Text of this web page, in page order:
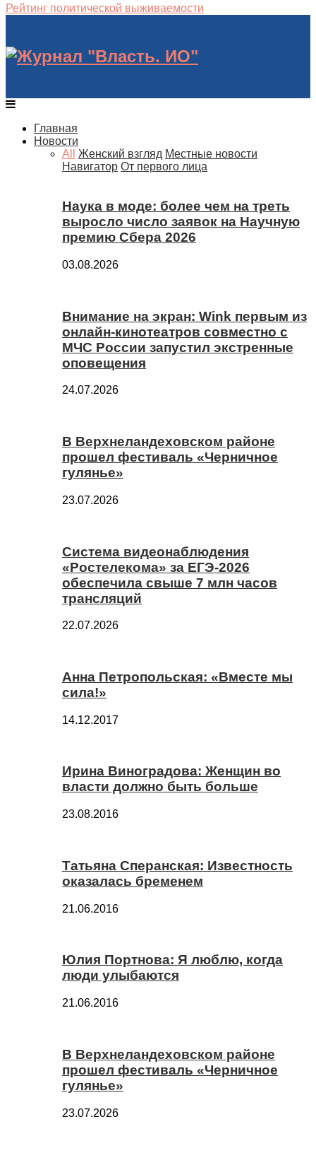
Рейтинг политической выживаемости
Главная
Новости
All
Женский взгляд Местные новости
Навигатор От первого лица
Наука в моде: более чем на треть
выросло число заявок на Научную
премию Сбера 2026
03.08.2026
Внимание на экран: Wink первым из
онлайн-кинотеатров совместно с
МЧС России запустил экстренные
оповещения
24.07.2026
В Верхнеландеховском районе
прошел фестиваль «Черничное
гулянье»
23.07.2026
Система видеонаблюдения
«Ростелекома» за ЕГЭ-2026
обеспечила свыше 7 млн часов
трансляций
22.07.2026
Анна Петропольская: «Вместе мы
сила!»
14.12.2017
Ирина Виноградова: Женщин во
власти должно быть больше
23.08.2016
Татьяна Сперанская: Известность
оказалась бременем
21.06.2016
Юлия Портнова: Я люблю, когда
люди улыбаются
21.06.2016
В Верхнеландеховском районе
прошел фестиваль «Черничное
гулянье»
23.07.2026